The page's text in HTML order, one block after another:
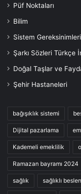
Püf Noktaları
Bilim
Sistem Gereksinimleri
Şarkı Sözleri Türkçe
Doğal Taşlar ve
Şehir Hastaneleri
bağışıklık sistemi
Dijital pazarlama
Kademeli emeklilik
Ramazan bayramı 2024
sağlık sağlıklı